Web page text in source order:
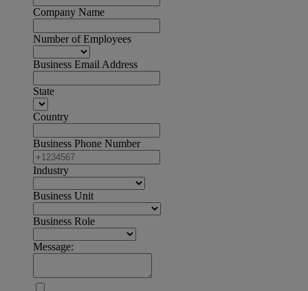
Company Name
Number of Employees
Business Email Address
State
Country
Business Phone Number
Industry
Business Unit
Business Role
Message: